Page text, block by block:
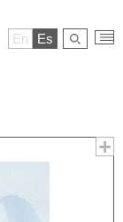
En Es